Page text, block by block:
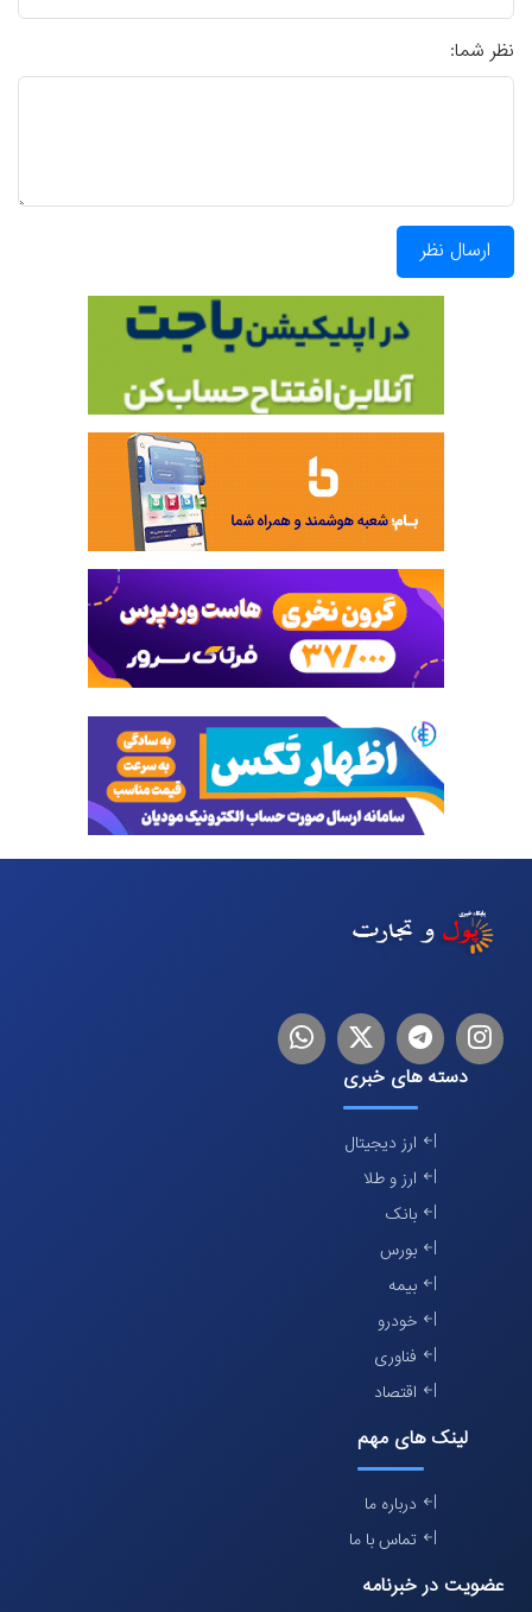
نظر شما:
ارسال نظر
اینستاگرام
تلگرام توییترلینکدین
دسته های خبری
ارز دیجیتال
ارز و طلا
بانک
بورس
بیمه
خودرو
فناوری
اقتصاد
لینک های مهم
درباره ما
تماس با ما
عضویت در خبرنامه